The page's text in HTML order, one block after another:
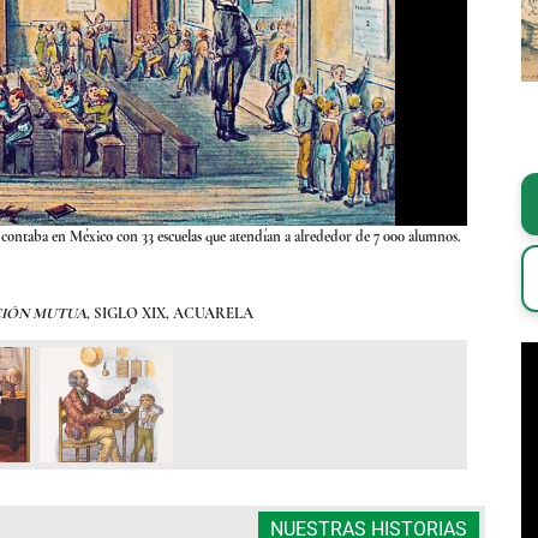
en México con 33 escuelas que atendían a alrededor de 7 000 alumnos.
MUTUA, SIGLO XIX, ACUARELA
Durante
NUESTRAS HISTORIAS